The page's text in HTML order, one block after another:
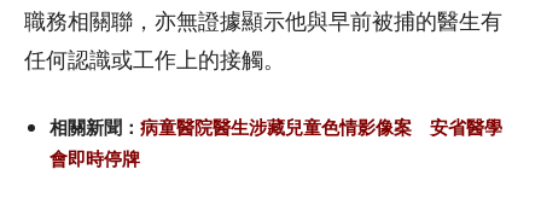
職務相關聯，亦無證據顯示他與早前被捕的醫生有
任何認識或工作上的接觸。
相關新聞： 病童醫院醫生涉藏兒童色情影像案 安省醫學
會即時停牌